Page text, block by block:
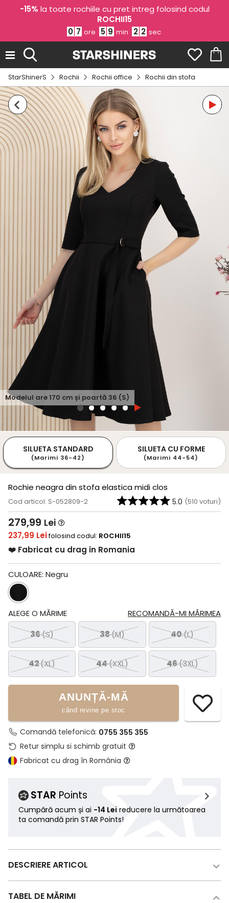
-15% la toate rochiile cu pret intreg folosind codul
ROCHII15
0 7 ore 5 9 min 2 2 sec
StarShinerS Rochii Rochii office Rochii din stofa
Modelul are170 cm și poartă 36 (S)
SILUETA STANDARD
(Marimi 36-42)
SILUETA CU FORME
(Marimi 44-54)
Rochie neagra din stofa elastica midi clos
Cod articol: S-052809-2 5.0 (510 voturi)
279,99 Lei
237,99 Leifolosind codul: ROCHII15
❤️ Fabricat cu drag in Romania
CULOARE: Negru
RECOMANDĂ-MI MĂRIMEA
ALEGE O MĂRIME
36(S) 38(M) 40(L)
42(XL) 44(XXL) 46(3XL)
ANUNȚĂ-MĂ
când revine pe stoc
Comandă telefonică: 0755 355 355
Retur simplu si schimb gratuit
Fabricat cu drag în România
STAR Points
Cumpără acum și ai -14 Lei reducere la următoarea
ta comandă prin STAR Points!
DESCRIERE ARTICOL
TABEL DE MĂRIMI